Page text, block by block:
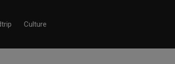
Culture